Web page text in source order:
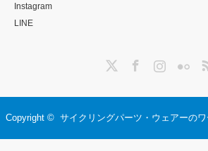
Instagram
LINE
InstagramFlickr RSS
Copyright © サイクリングパーツ・ウェアーの